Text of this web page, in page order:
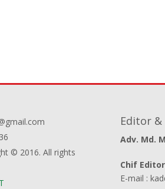
© 2016. All rights
Editor &
Adv. Md.
Chif
E-mail :